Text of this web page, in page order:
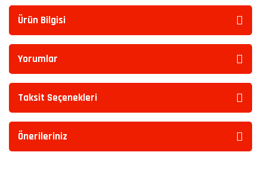
Ürün Bilgisi
Yorumlar
Taksit Seçenekleri
Önerileriniz